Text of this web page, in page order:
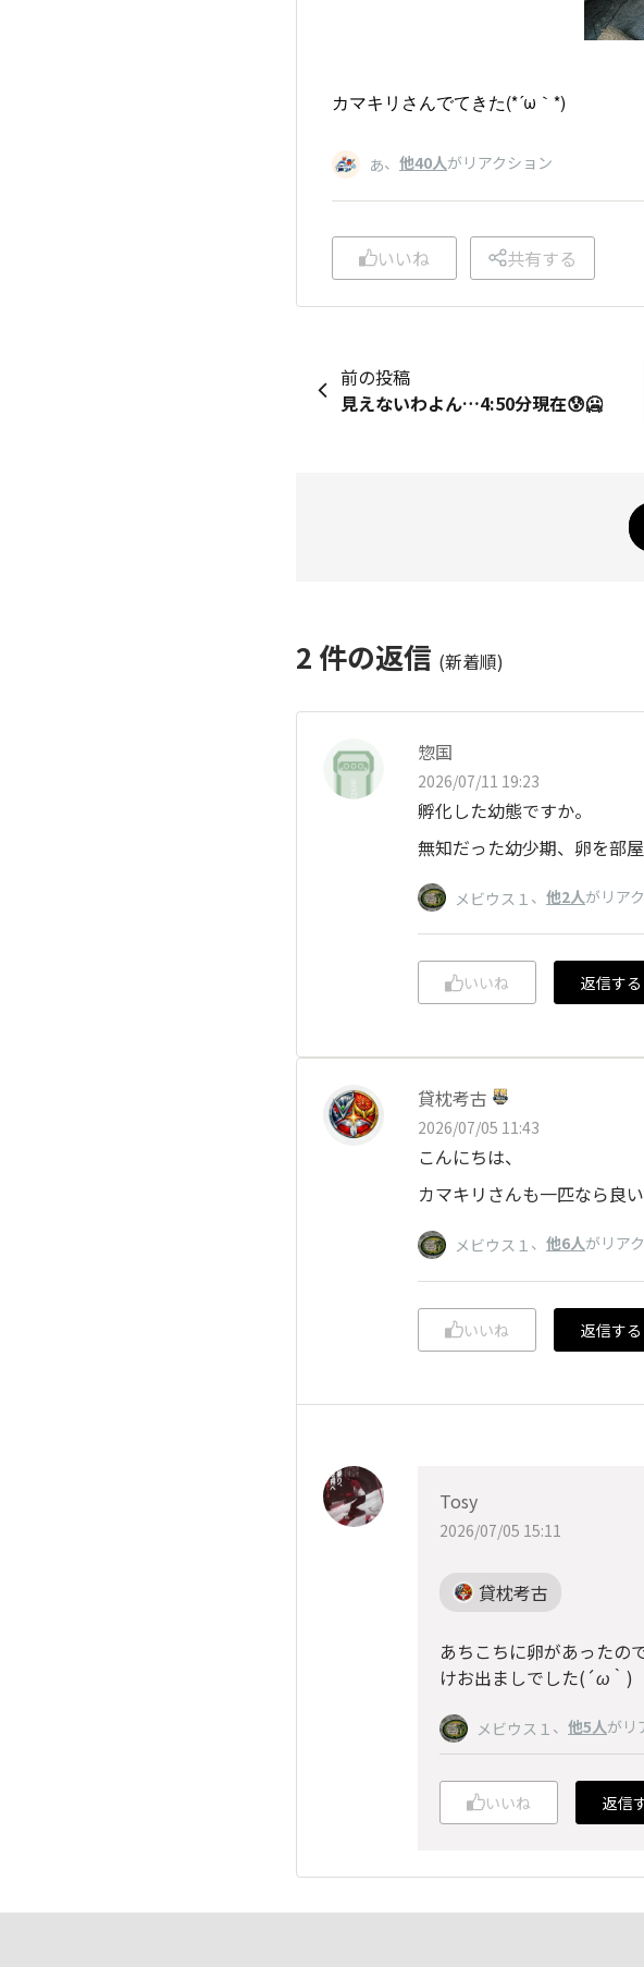
カマキリさんでてきた(*´ω｀*)
あ、 他40人がリアクション
いいね 共有する
前の投稿
見えないわよん…4:50分現在😰🥶
2 件の返信 (新着順)
惣国
2026/07/11 19:23
孵化した幼態ですか。
無知だった幼少期、卵を部
メビウス１ 、 他2人がリア
いいね 返信する
貸枕考古
2026/07/05 11:43
こんにちは、
カマキリさんも一匹なら良
メビウス１ 、 他6人がリア
いいね 返信する
Tosy
2026/07/05 15:11
貸枕考古
あちこちに卵があったの
けお出ましでした( ´ω｀ )
メビウス１ 、 他5人がリ
いいね 返信